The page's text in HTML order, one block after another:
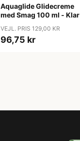
Aquaglide Glidecreme
med Smag 100 ml - Klar
VEJL. PRIS 129,00 KR
96,75 kr